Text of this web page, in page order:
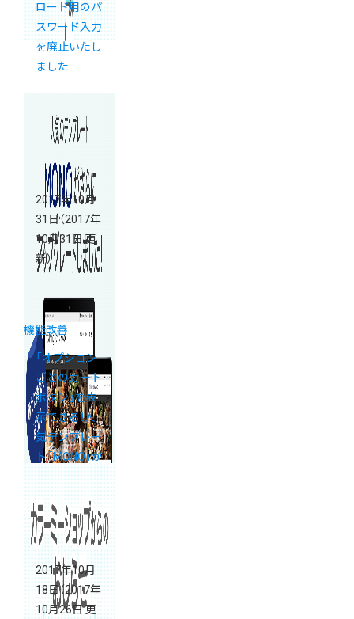
ロード用のパ
スワード入力
を廃止いたし
ました
2017年10月
31日（2017年
10月31日 更
新）
機能改善
「オプション
ごとのカート
ボタン」を表
示できる！人
気テンプレー
ト「MONO」が
進化しました
2017年10月
18日（2017年
10月26日 更